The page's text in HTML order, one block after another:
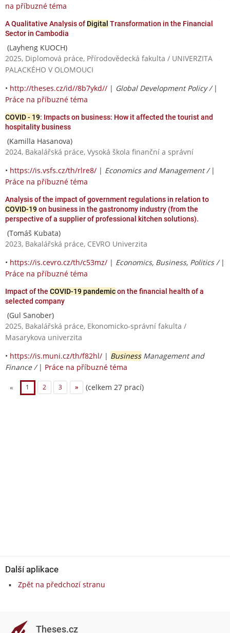
na příbuzné téma
A Qualitative Analysis of Digital Transformation in the Financial
Sector in Cambodia
(Layheng KUOCH)
2025, Diplomová práce, Přírodovědecká fakulta / UNIVERZITA
PALACKÉHO V OLOMOUCI
• http://theses.cz/id//8b7ykd// | Global Development Policy / |
Práce na příbuzné téma
COVID - 19: Impacts on business: How it affected the tourist and
hospitality business
(Kamilla Hasanova)
2024, Bakalářská práce, Vysoká škola finanční a správní
• https://is.vsfs.cz/th/rlre8/ | Economics and Management / |
Práce na příbuzné téma
Analysis of the impact of government regulations in relation to
COVID-19on business in the gastronomy industry (from the
perspective of a supplier of professional kitchen solutions).
(Tomáš Kubata)
2023, Bakalářská práce, CEVRO Univerzita
• https://is.cevro.cz/th/c53mz/ | Economics, Business, Politics / |
Práce na příbuzné téma
Impact of the COVID-19 pandemicon the financial health of a
selected company
(Gul Sanober)
2025, Bakalářská práce, Ekonomicko-správní fakulta /
Masarykova univerzita
• https://is.muni.cz/th/f82hl/ | BusinessManagement and
Finance / | Práce na příbuzné téma
« 1 2 3 » (celkem 27 prací)
Další aplikace
Zpět na předchozí stranu
Theses.cz